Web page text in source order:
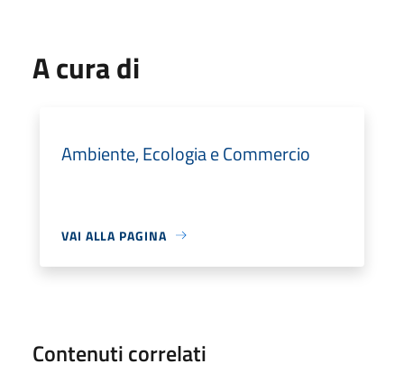
A cura di
Ambiente, Ecologia e Commercio
VAI ALLA PAGINA
Contenuti correlati